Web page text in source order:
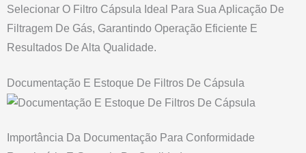
Selecionar O Filtro Cápsula Ideal Para Sua Aplicação De
Filtragem De Gás, Garantindo Operação Eficiente E
Resultados De Alta Qualidade.
Documentação E Estoque De Filtros De Cápsula
Importância Da Documentação Para Conformidade